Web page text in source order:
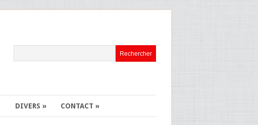
DIVERS » CONTACT »